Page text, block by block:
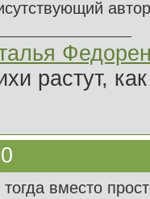
растут,
тогда вместо